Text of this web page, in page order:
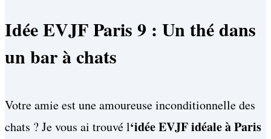
Idée EVJF Paris 9 : Un thé dans
un bar à chats
Votre amie est une amoureuse inconditionnelle des
chats ? Je vous ai trouvé l‘idée EVJF idéale à Paris